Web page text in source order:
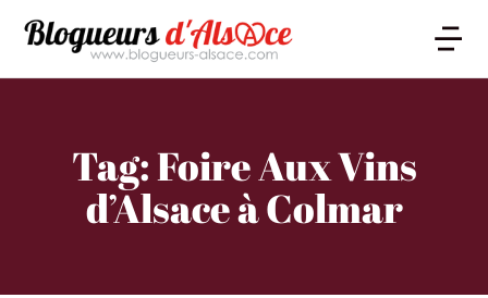
Tag: Foire Aux Vins
d’Alsace à Colmar